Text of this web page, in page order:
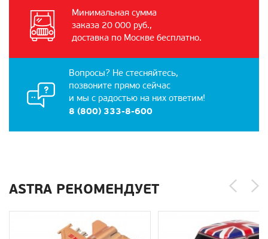
Минимальная сумма
заказа 20 000 руб.,
доставка по Москве бесплатно.
Вопросы? Не стесняйтесь,
позвоните прямо сейчас
и мы с радостью на них ответим!
8 (800) 333-8-600
ASTRA РЕКОМЕНДУЕТ